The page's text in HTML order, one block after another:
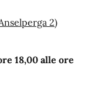
2)
18,00 alle ore